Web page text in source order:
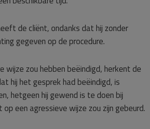
de cliënt, ondanks dat hij zonder
gegeven op de procedure.
zou hebben beëindigd, herkent de
hij het gesprek had beëindigd, is
hetgeen hij gewend is te doen bij
een agressieve wijze zou zijn gebeurd.